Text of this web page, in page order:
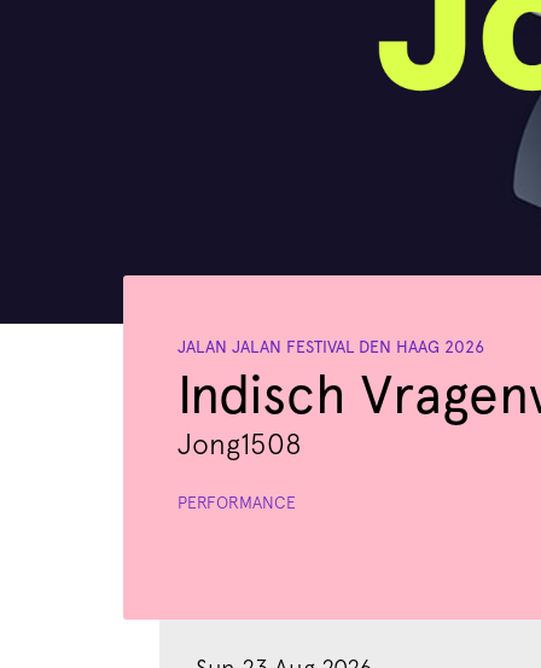
Indisch
Jong1508
JALAN JALAN FESTIVAL DEN HAAG 2026
PERFORMANCE